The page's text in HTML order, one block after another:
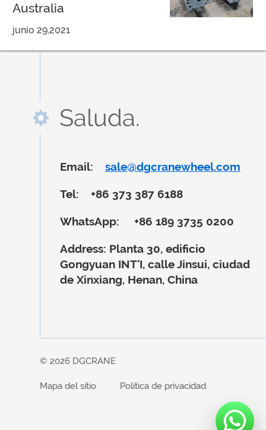
Australia
junio 29,2021
Saluda.
Email: sale@dgcranewheel.com
Tel: +86 373 387 6188
WhatsApp: +86 189 3735 0200
Address: Planta 30, edificio
Gongyuan INT'I, calle Jinsui, ciudad
de Xinxiang, Henan, China
© 2026 DGCRANE
Mapa del sitio Política de privacidad